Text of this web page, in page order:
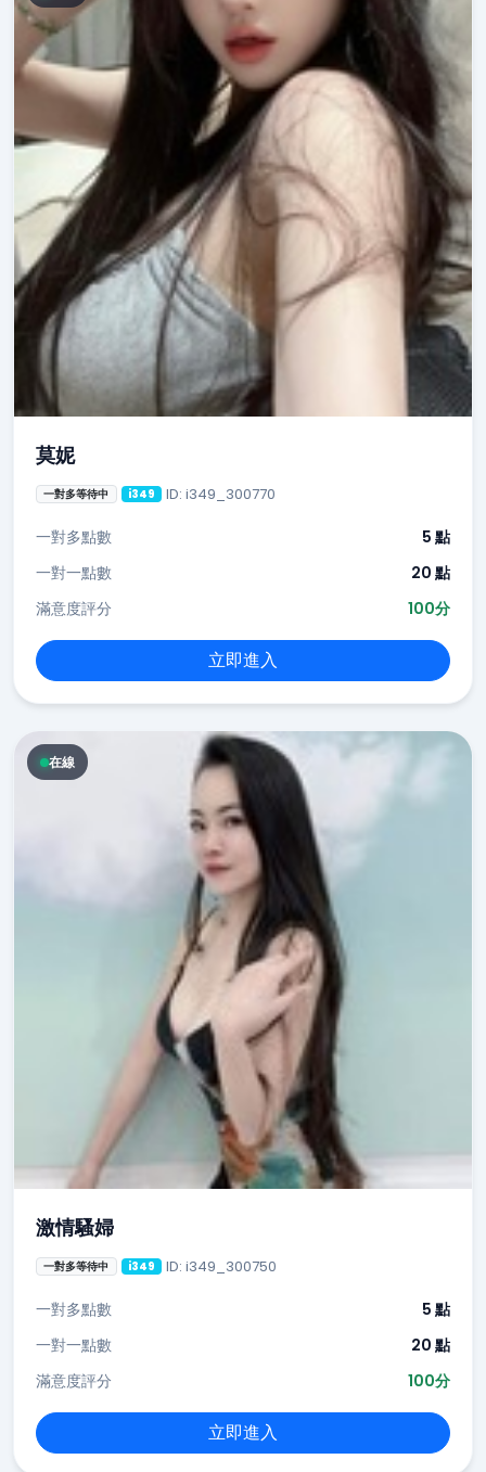
莫妮
一對多等待中 i349 ID: i349_300770
一對多點數
5 點
一對一點數
20 點
滿意度評分
100分
立即進入
在線
激情騷婦
一對多等待中 i349 ID: i349_300750
一對多點數
5 點
一對一點數
20 點
滿意度評分
100分
立即進入